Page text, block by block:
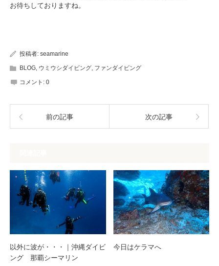
お待ちしておりますね。
投稿者: seamarine
BLOG, ウミウシダイビング, ファンダイビング
コメント: 0
前の記事 次の記事
以外に波が・・・｜沖縄ダイビ
ング 那覇シーマリン
今日はケラマへ